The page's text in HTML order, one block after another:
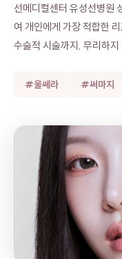
선메디컬센터 유성선병원
여 개인에게 가장 적합한
수술적 시술까지, 무리하
#울쎄라 #써마지